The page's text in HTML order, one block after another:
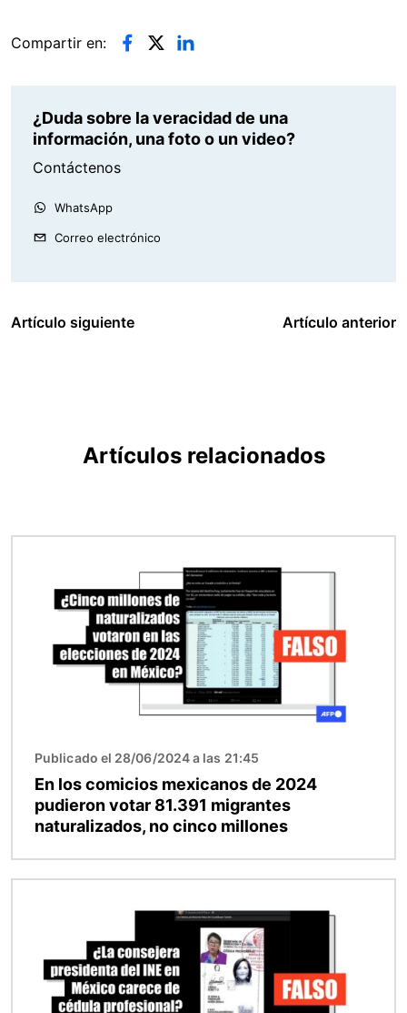
Compartir en:
¿Duda sobre la veracidad de una
información, una foto o un video?
Contáctenos
WhatsApp
Correo electrónico
Artículo siguiente Artículo anterior
Artículos relacionados
Publicado el 28/06/2024 a las 21:45
En los comicios mexicanos de 2024
pudieron votar 81.391 migrantes
naturalizados, no cinco millones